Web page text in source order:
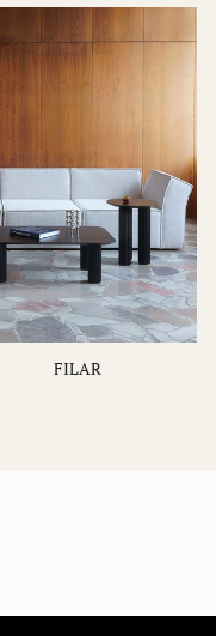
FILAR